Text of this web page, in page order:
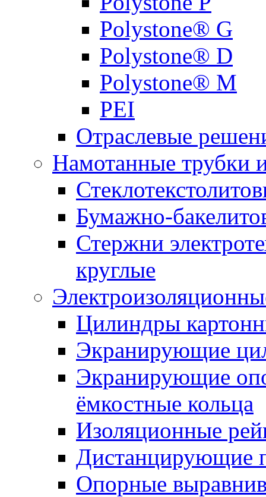
Polystone® G
Polystone® D
Polystone® M
PEI
Отраслевые
Намотанные трубки
Бумажно-
Стержни
круглые
Цилиндры
Экранирующие
Экранирующие
ёмкостные кольца
Изоляционные
Дистанцирующие
Опорные